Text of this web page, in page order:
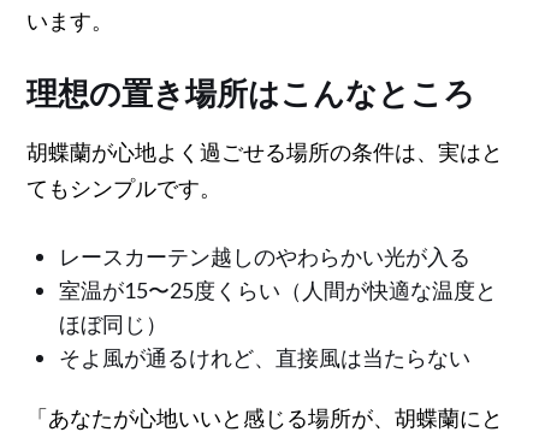
います。
理想の置き場所はこんなところ
胡蝶蘭が心地よく過ごせる場所の条件は、実はと
てもシンプルです。
レースカーテン越しのやわらかい光が入る
室温が15〜25度くらい（人間が快適な温度と
ほぼ同じ）
そよ風が通るけれど、直接風は当たらない
「あなたが心地いいと感じる場所が、胡蝶蘭にと